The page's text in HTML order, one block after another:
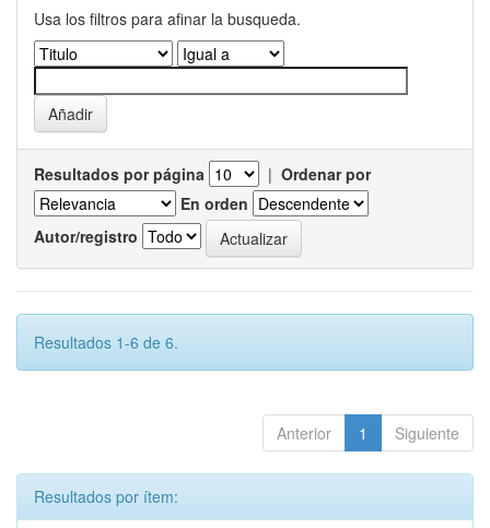
Usa los filtros para afinar la busqueda.
Resultados por página | Ordenar por
En orden
Autor/registro
Resultados 1-6 de 6.
Anterior 1 Siguiente
Resultados por ítem: